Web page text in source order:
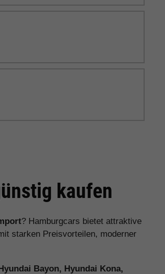
kaufen
? Hamburgcars bietet attraktive
starken Preisvorteilen, moderner
Bayon, Hyundai Kona,